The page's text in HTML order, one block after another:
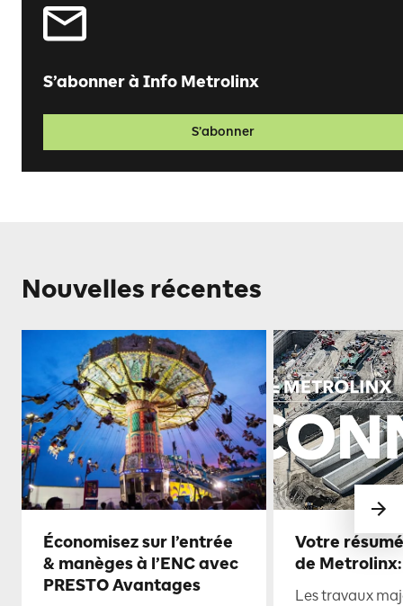
S’abonner à Info Metrolinx
S’abonner
Nouvelles récentes
Économisez sur l’entrée
& manèges à l’ENC avec
PRESTO Avantages
Votre
de
Les travaux